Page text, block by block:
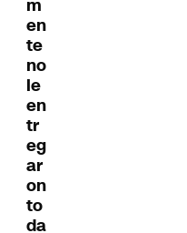
m
en
te
no
le
en
tr
eg
ar
on
to
da